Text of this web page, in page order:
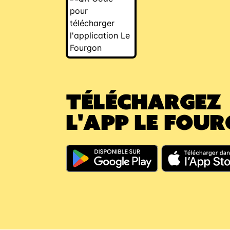
TÉLÉCHARGEZ
L'APP LE